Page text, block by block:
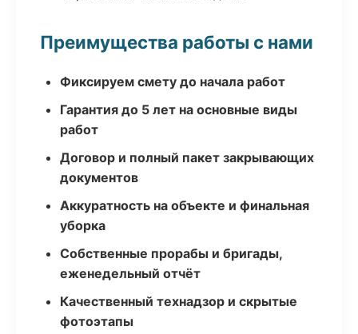
Преимущества работы с нами
Фиксируем смету до начала работ
Гарантия до 5 лет на основные виды
работ
Договор и полный пакет закрывающих
документов
Аккуратность на объекте и финальная
уборка
Собственные прорабы и бригады,
еженедельный отчёт
Качественный технадзор и скрытые
фотоэтапы